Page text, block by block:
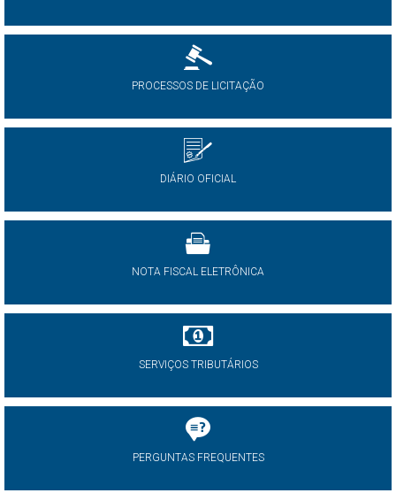
PROCESSOS DE LICITAÇÃO
DIÁRIO OFICIAL
NOTA FISCAL ELETRÔNICA
SERVIÇOS TRIBUTÁRIOS
PERGUNTAS FREQUENTES